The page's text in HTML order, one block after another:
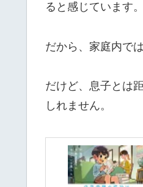
ると感じています。
だから、家庭内で
だけど、息子とは
しれません。